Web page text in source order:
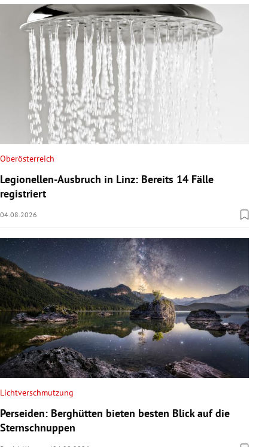
Oberösterreich
Legionellen-Ausbruch in Linz: Bereits 14 Fälle
registriert
04.08.2026
Lichtverschmutzung
Perseiden: Berghütten bieten besten Blick auf die
Sternschnuppen